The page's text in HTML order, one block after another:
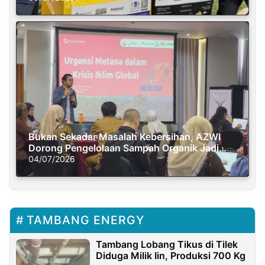
Bukan Sekadar Masalah Kebersihan, AZWI
Dorong Pengelolaan Sampah Organik Jadi
Solusi Krisis Iklim
04/07/2026
TAMBANG ENERGY
Tambang Lobang Tikus di Tilek
Diduga Milik Iin, Produksi 700 Kg